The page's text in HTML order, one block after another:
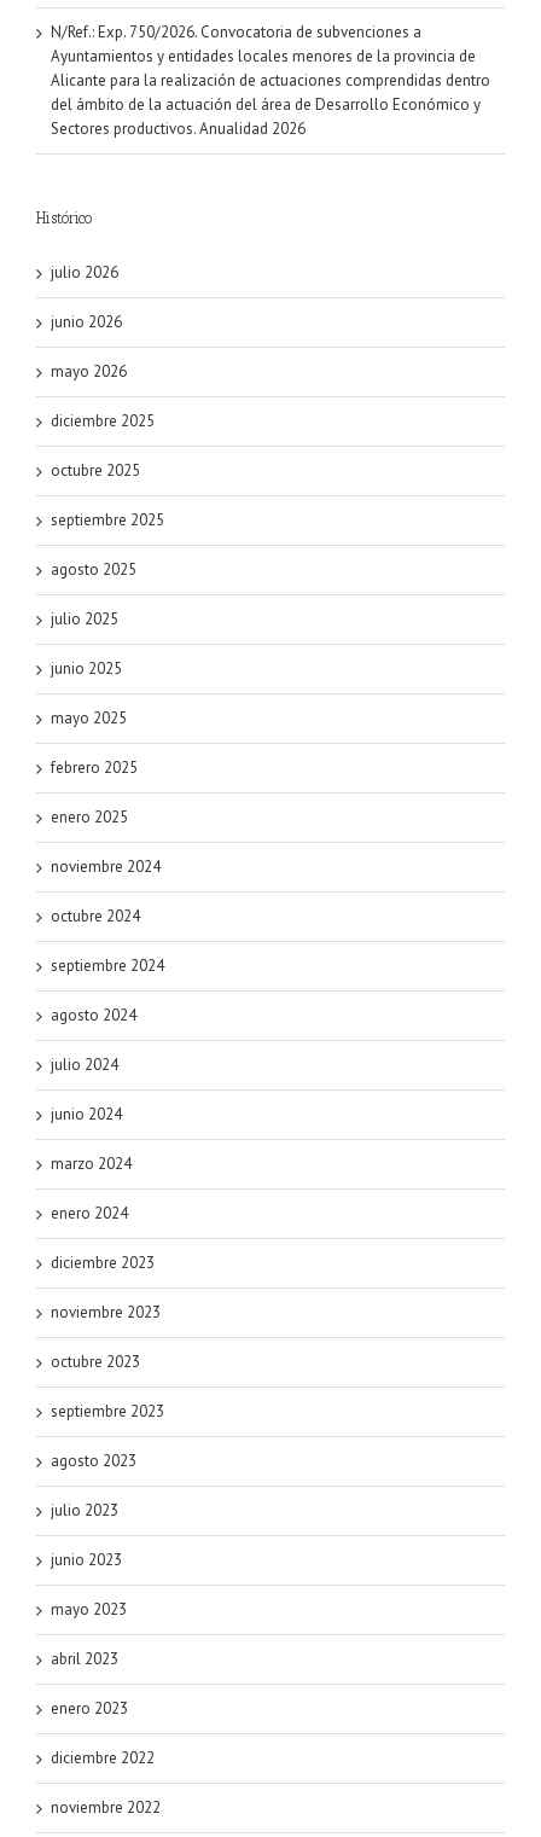
N/Ref.: Exp. 750/2026. Convocatoria de subvenciones a
Ayuntamientos y entidades locales menores de la provincia de
Alicante para la realización de actuaciones comprendidas dentro
del ámbito de la actuación del área de Desarrollo Económico y
Sectores productivos. Anualidad 2026
Histórico
julio 2026
junio 2026
mayo 2026
diciembre 2025
octubre 2025
septiembre 2025
agosto 2025
julio 2025
junio 2025
mayo 2025
febrero 2025
enero 2025
noviembre 2024
octubre 2024
septiembre 2024
agosto 2024
julio 2024
junio 2024
marzo 2024
enero 2024
diciembre 2023
noviembre 2023
octubre 2023
septiembre 2023
agosto 2023
julio 2023
junio 2023
mayo 2023
abril 2023
enero 2023
diciembre 2022
noviembre 2022